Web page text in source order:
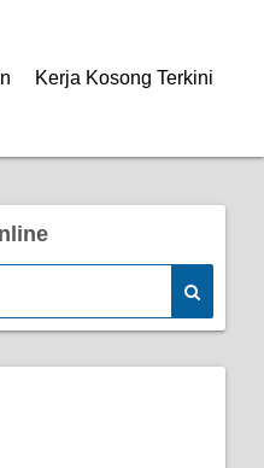
Kerja Kosong Terkini